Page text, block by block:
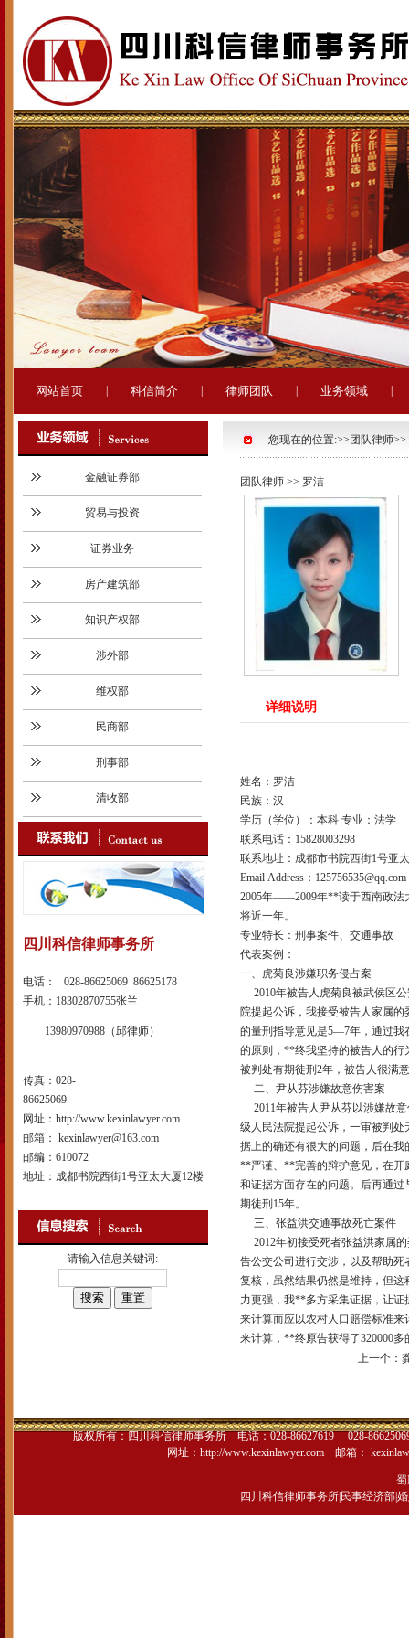
网站首页 科信简介 律师团队 业务领域
金融证券部
贸易与投资
证券业务
房产建筑部
知识产权部
涉外部
维权部
民商部
刑事部
清收部
四川科信律师事务所
电话： 028-86625069 86625178
手机：18302870755张兰
13980970988（邱律师）
传真：028-
86625069
网址：http://www.kexinlawyer.com
邮箱： kexinlawyer@163.com
邮编：610072
地址：成都书院西街1号亚太大厦12楼
请输入信息关键词:
您现在的位置:>>团队律师>>
团队律师 >> 罗洁
详细说明
姓名：罗洁
民族：汉
学历（学位）：本科 专业：法学
联系电话：15828003298
联系地址：成都市书院西街1号亚
Email Address：125756535@qq.com
2005年——2009年**读于西南政法
将近一年。
专业特长：刑事案件、交通事故
代表案例：
一、虎菊良涉嫌职务侵占案
2010年被告人虎菊良被武侯区公
院提起公诉，我接受被告人家属
的量刑指导意见是5—7年，通过我
的原则，**终我坚持的被告人的行
被判处有期徒刑2年，被告人很满
二、尹从芬涉嫌故意伤害案
2011年被告人尹从芬以涉嫌故
级人民法院提起公诉，一审被判
据上的确还有很大的问题，后在
**严谨、**完善的辩护意见，在开
和证据方面存在的问题。后再通
期徒刑15年。
三、张益洪交通事故死亡案件
2012年初接受死者张益洪家属
告公交公司进行交涉，以及帮助
复核，虽然结果仍然是维持，但
力更强，我**多方采集证据，让
来计算而应以农村人口赔偿标准
来计算，**终原告获得了320000多
上一个：
版权所有：四川科信律师事务所电话：028-86627619 028-
网址： http://www.kexinlawyer.com邮箱：
蜀
四川科信律师事务所 民事经济部